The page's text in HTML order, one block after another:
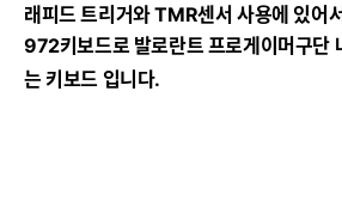
래피드 트리거와 TMR센서 사용에 있어
972키보드로 발로란트 프로게이머구단
는 키보드 입니다.